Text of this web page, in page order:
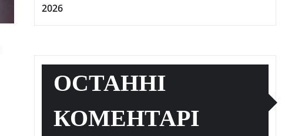
2026
ОСТАННІ
КОМЕНТАРІ